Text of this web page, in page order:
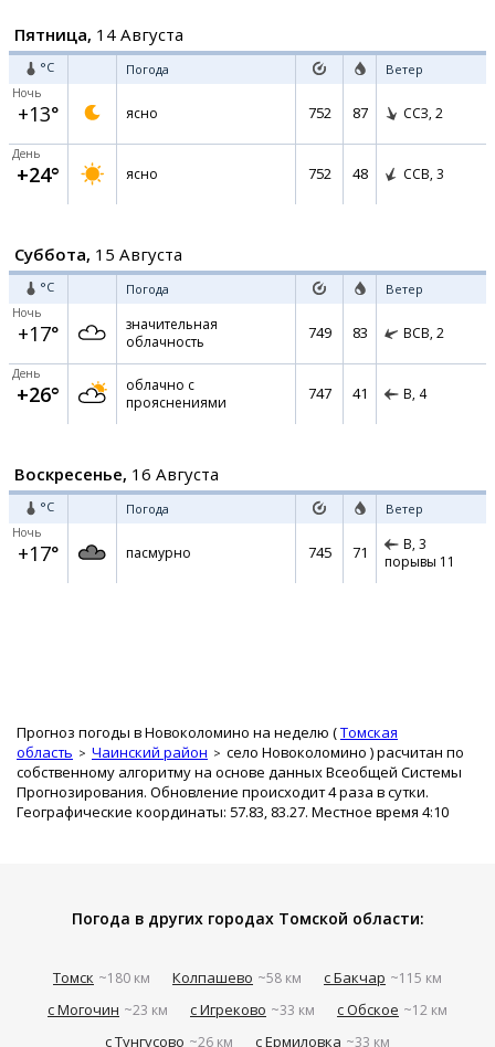
Пятница, 14 Августа
°C Погода Ветер
Ночь
+13° ясно 752 87 ССЗ, 2
День
+24° ясно 752 48 ССВ, 3
Суббота, 15 Августа
°C Погода Ветер
Ночь
+17°
значительная
облачность
749 83 ВСВ, 2
День
+26°
облачно с
прояснениями
747 41 В, 4
Воскресенье, 16 Августа
°C Погода Ветер
Ночь
+17° пасмурно 745 71 В, 3
порывы 11
Прогноз погоды в Новоколомино на неделю (Томская
область
Чаинский район село Новоколомино ) расчитан по
собственному алгоритму на основе данных Всеобщей Системы
Прогнозирования. Обновление происходит 4 раза в сутки.
Географические координаты: 57.83, 83.27. Местное время 4:10
Погода в других городах Томской области:
Томск ~180 км Колпашево ~58 км с Бакчар ~115 км
с Могочин ~23 км с Игреково ~33 км с Обское ~12 км
с Тунгусово ~26 км с Ермиловка ~33 км